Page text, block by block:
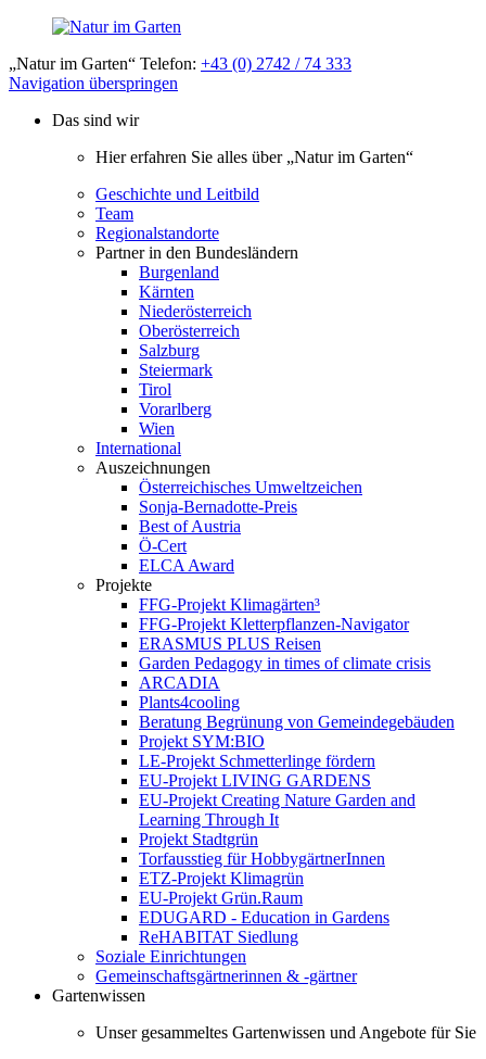
„Natur im Garten“ Telefon: +43 (0) 2742 / 74 333
Navigation überspringen
Das sind wir
Hier erfahren Sie alles über „Natur im Garten“
Geschichte und Leitbild
Team
Regionalstandorte
Partner in den Bundesländern
Burgenland
Kärnten
Niederösterreich
Oberösterreich
Salzburg
Steiermark
Tirol
Vorarlberg
Wien
International
Auszeichnungen
Österreichisches Umweltzeichen
Sonja-Bernadotte-Preis
Best of Austria
Ö-Cert
ELCA Award
Projekte
FFG-Projekt Klimagärten³
FFG-Projekt Kletterpflanzen-Navigator
ERASMUS PLUS Reisen
Garden Pedagogy in times of climate crisis
ARCADIA
Plants4cooling
Beratung Begrünung von Gemeindegebäuden
Projekt SYM:BIO
LE-Projekt Schmetterlinge fördern
EU-Projekt LIVING GARDENS
EU-Projekt Creating Nature Garden and
Learning Through It
Projekt Stadtgrün
Torfausstieg für HobbygärtnerInnen
ETZ-Projekt Klimagrün
EU-Projekt Grün.Raum
EDUGARD - Education in Gardens
ReHABITAT Siedlung
Soziale Einrichtungen
Gemeinschaftsgärtnerinnen & -gärtner
Gartenwissen
Unser gesammeltes Gartenwissen und Angebote für Sie